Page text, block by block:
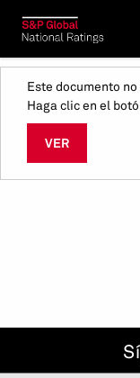
Este documento
Haga clic en el
VER